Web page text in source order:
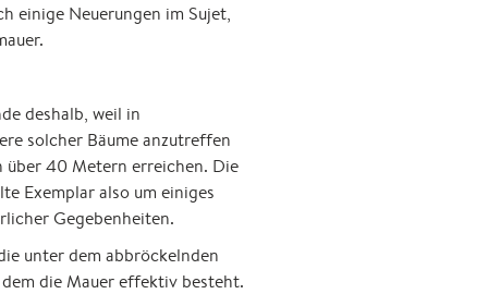
einige Neuerungen im Sujet,
deshalb, weil in
solcher Bäume anzutreffen
über 40 Metern erreichen. Die
Exemplar also um einiges
Gegebenheiten.
unter dem abbröckelnden
die Mauer effektiv besteht.